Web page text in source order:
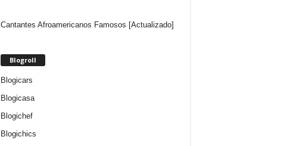
Cantantes Afroamericanos Famosos [Actualizado]
Blogroll
Blogicars
Blogicasa
Blogichef
Blogichics